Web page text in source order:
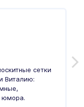
сетки
Виталию:
юмора.